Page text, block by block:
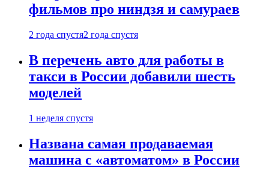
фильмов про ниндзя и самураев
2 года спустя2 года спустя
В перечень авто для работы в
такси в России добавили шесть
моделей
1 неделя спустя
Названа самая продаваемая
машина с «автоматом» в России